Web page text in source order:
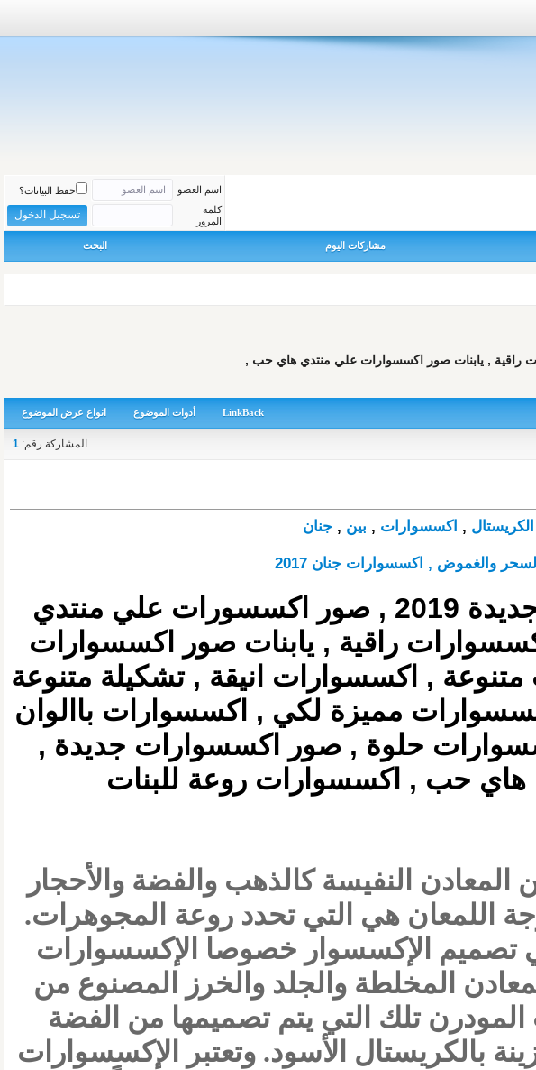
اسم العضو
حفظ البيانات؟
كلمة
المرور
مشاركات اليوم البحث
LinkBack أدوات الموضوع انواع عرض الموضوع
المشاركة رقم: 1
الكريستال , اكسسوارات , بين , جنان
, صور اكسسوارات جديدة 2019 , صور اكسسورات علي منتدي
راقية , يابنات صور اكسسوارات
, اكسسوارات انيقة , تشكيلة متنوعة
مميزة لكي , اكسسوارات باالوان
حلوة , صور اكسسوارات جديدة ,
هاي حب , اكسسوارات روعة للبنات
النفيسة كالذهب والفضة والأحجار
اللمعان هي التي تحدد روعة المجوهرات.
الإكسسوار خصوصا الإكسسوارات
المخلطة والجلد والخرز المصنوع من
تلك التي يتم تصميمها من الفضة
بالكريستال الأسود. وتعتبر الإكسسوارات